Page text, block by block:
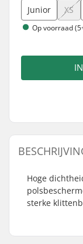
Junior XS
Op voorraad
Hoge
sterke